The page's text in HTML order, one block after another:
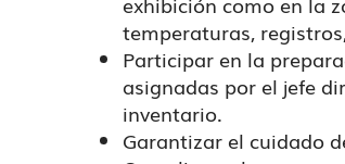
temperaturas,
Participar en la
asignadas por el jefe
inventario.
Garantizar el cuidado